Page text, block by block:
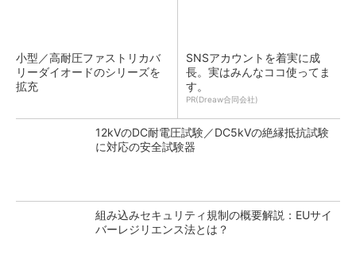
小型／高耐圧ファストリカバ
リーダイオードのシリーズを
拡充
SNSアカウントを着実に成
長。実はみんなココ使ってま
す。
PR(Dreaw合同会社)
12kVのDC耐電圧試験／DC5kVの絶縁抵抗試験
に対応の安全試験器
組み込みセキュリティ規制の概要解説：EUサイ
バーレジリエンス法とは？